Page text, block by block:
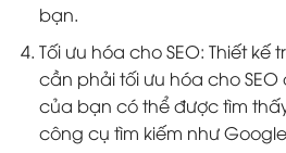
bạn.
Tối ưu hóa cho SEO: Thiết
cần phải tối ưu hóa cho
của bạn có thể được tìm
công cụ tìm kiếm như